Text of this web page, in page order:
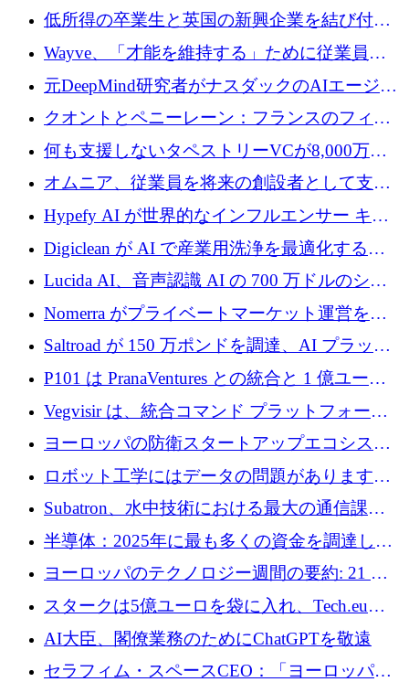
大に 1,600 万ユーロを調達
低所得の卒業生と英国の新興企業を結び付け
るためにCommon Pathを開始
Wayve、「才能を維持する」ために従業員に
8,500万ドルの株式公開買い付けを実施
元DeepMind研究者がナスダックのAIエージェ
ントを拡張するためにCreandumの資金調達で
記録を獲得
クオントとペニーレーン：フランスのフィン
テックの友人と敵
何も支援しないタペストリーVCが8,000万ド
ルの資金を調達、ロンドン事務所を開設
オムニア、従業員を将来の創設者として支援
するために Firedrop でファンドを立ち上げる
Hypefy AI が世界的なインフルエンサー キャ
ンペーンを自動化するためにシリーズ A で
720 万ドルを調達
Digiclean が AI で産業用洗浄を最適化するた
めに 250 万ユーロを調達
Lucida AI、音声認識 AI の 700 万ドルのシー
ドラウンドを終了
Nomerra がプライベートマーケット運営を自
動化するために 200 万ドルを調達
Saltroad が 150 万ポンドを調達、AI プラット
フォーム Ogma を買収して子ども向け言語療
法を拡大
P101 は PranaVentures との統合と 1 億ユーロ
のファンドによりシード投資に拡大
Vegvisir は、統合コマンド プラットフォーム
を通じて関連する無人システムを接続するた
めの資金を調達します
ヨーロッパの防衛スタートアップエコシステ
ムとなったハッカソン
ロボット工学にはデータの問題があります。
Macrodata Labs はそれを解決したいと考えて
Subatron、水中技術における最大の通信課題
の 1 つに取り組むために 16 万 2,000 ユーロを
確保
半導体：2025年に最も多くの資金を調達した
10社
ヨーロッパのテクノロジー週間の要約: 21 億
ユーロの取引と Tech.eu Funding Explorer
スタークは5億ユーロを袋に入れ、Tech.eu
Funding Explorerの立ち上げ、そしてルクセン
ブルクの大きな野望
AI大臣、閣僚業務のためにChatGPTを敬遠
セラフィム・スペースCEO：「ヨーロッパは